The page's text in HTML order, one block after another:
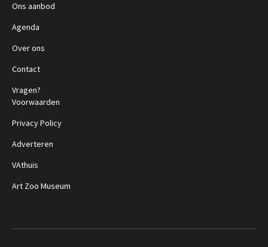
Ons aanbod
Agenda
Over ons
Contact
Vragen?
Voorwaarden
Privacy Policy
Adverteren
VAthuis
Art Zoo Museum